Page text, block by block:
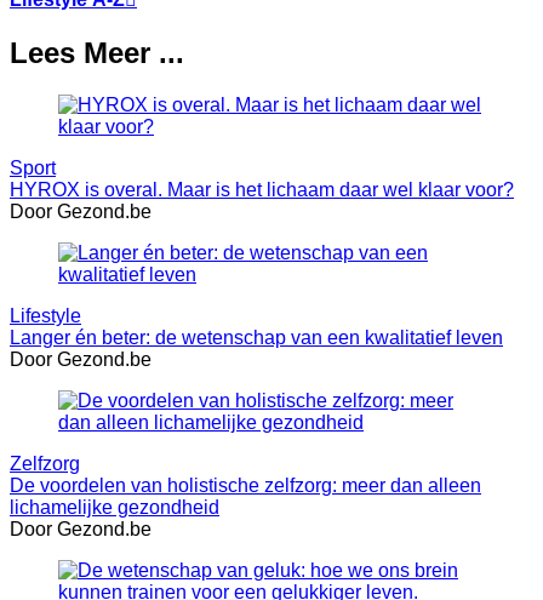
Lees Meer ...
Sport
HYROX is overal. Maar is het lichaam daar wel klaar voor?
Door Gezond.be
Lifestyle
Langer én beter: de wetenschap van een kwalitatief leven
Door Gezond.be
Zelfzorg
De voordelen van holistische zelfzorg: meer dan alleen
lichamelijke gezondheid
Door Gezond.be